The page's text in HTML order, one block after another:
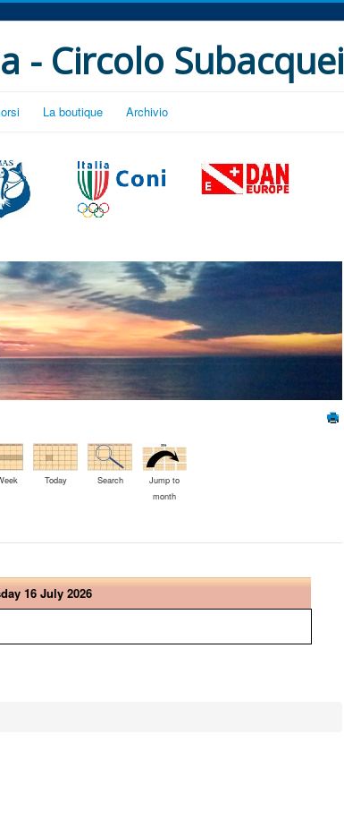
- Circolo Subacquei
La boutique Archivio
Today Search
Jump to
month
16 July 2026